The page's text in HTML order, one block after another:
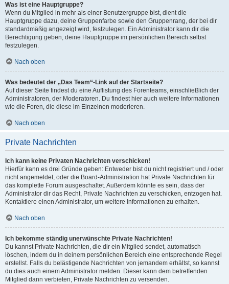
Was ist eine Hauptgruppe?
Wenn du Mitglied in mehr als einer Benutzergruppe bist, dient die
Hauptgruppe dazu, deine Gruppenfarbe sowie den Gruppenrang, der bei dir
standardmäßig angezeigt wird, festzulegen. Ein Administrator kann dir die
Berechtigung geben, deine Hauptgruppe im persönlichen Bereich selbst
festzulegen.
Nach oben
Was bedeutet der „Das Team“-Link auf der Startseite?
Auf dieser Seite findest du eine Auflistung des Forenteams, einschließlich der
Administratoren, der Moderatoren. Du findest hier auch weitere Informationen
wie die Foren, die diese im Einzelnen moderieren.
Nach oben
Private Nachrichten
Ich kann keine Privaten Nachrichten verschicken!
Hierfür kann es drei Gründe geben: Entweder bist du nicht registriert und / oder
nicht angemeldet, oder die Board-Administration hat Private Nachrichten für
das komplette Forum ausgeschaltet. Außerdem könnte es sein, dass der
Administrator dir das Recht, Private Nachrichten zu verschicken, entzogen hat.
Kontaktiere einen Administrator, um weitere Informationen zu erhalten.
Nach oben
Ich bekomme ständig unerwünschte Private Nachrichten!
Du kannst Private Nachrichten, die dir ein Mitglied sendet, automatisch
löschen, indem du in deinem persönlichen Bereich eine entsprechende Regel
erstellst. Falls du belästigende Nachrichten von jemandem erhältst, so kannst
du dies auch einem Administrator melden. Dieser kann dem betreffenden
Mitglied dann verbieten, Private Nachrichten zu versenden.